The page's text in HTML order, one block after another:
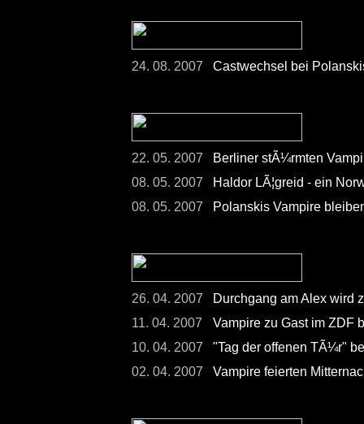
24. 08. 2007 Castwechsel bei
22. 05. 2007
Berliner stÃ¼rmten
08. 05. 2007
Haldor LÃ¦greid - ein
08. 05. 2007
Polanskis Vampire
26. 04. 2007
Durchgang am Alex wird
11. 04. 2007
Vampire zu Gast im ZDF
10. 04. 2007
"Tag der offenen TÃ¼r"
02. 04. 2007
Vampire feierten